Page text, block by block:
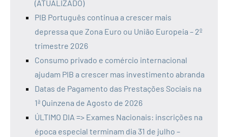
(ATUALIZADO)
PIB Português continua a crescer mais
depressa que Zona Euro ou União Europeia – 2º
trimestre 2026
Consumo privado e comércio internacional
ajudam PIB a crescer mas investimento abranda
Datas de Pagamento das Prestações Sociais na
1ª Quinzena de Agosto de 2026
ÚLTIMO DIA => Exames Nacionais: inscrições na
época especial terminam dia 31 de julho –